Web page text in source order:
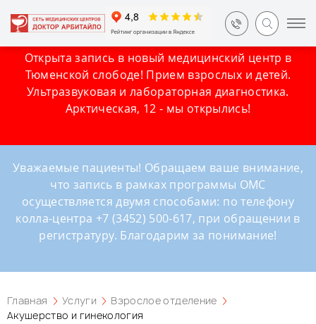
Открыта запись в новый медицинский центр в
Тюменской слободе! Прием взрослых и детей.
Ультразвуковая и лабораторная диагностика.
Арктическая, 12 - мы открылись!
Уважаемые пациенты! Обращаем ваше внимание,
что запись в рамках программы ОМС
осуществляется двумя способами: по телефону
колла-центра +7 (3452) 500-617, при обращении в
регистратуру. Благодарим за понимание!
Главная Услуги
Взрослое отделение
Акушерство и гинекология